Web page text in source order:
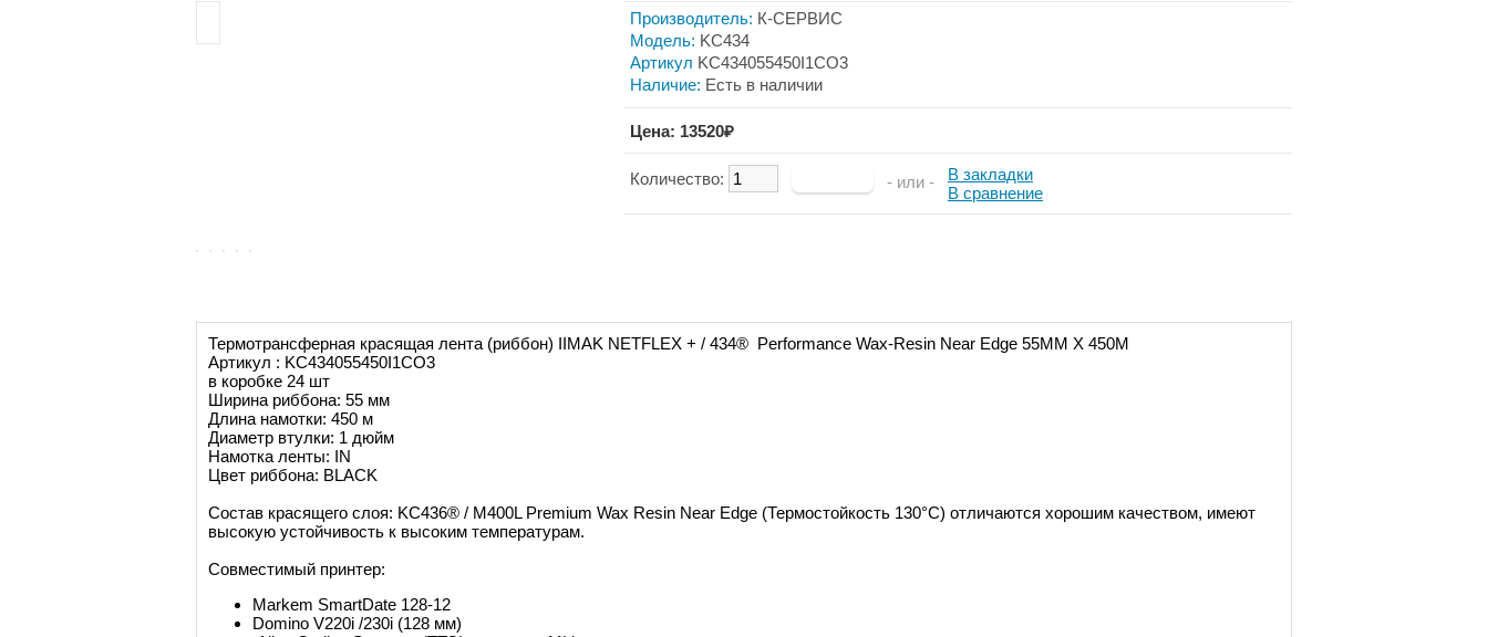
Производитель: К-СЕРВИС
Модель: KC434
Артикул KC434055450I1CO3
Наличие: Есть в наличии
Цена: 13520₽
Количество: - или - В закладки
В сравнение
Термотрансферная красящая лента (риббон) IIMAK NETFLEX + / 434® Performance Wax-Resin Near Edge 55ММ X 450М
Артикул : KC434055450I1CO3
в коробке 24 шт
Ширина риббона: 55 мм
Длина намотки: 450 м
Диаметр втулки: 1 дюйм
Намотка ленты: IN
Цвет риббона: BLACK
Состав красящего слоя: KC436® / M400L Premium Wax Resin Near Edge (Термостойкость 130°C) отличаются хорошим качеством, имеют
высокую устойчивость к высоким температурам.
Совместимый принтер:
Markem SmartDate 128-12
Domino V220i /230i (128 мм)